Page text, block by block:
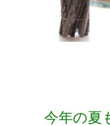
今年の夏